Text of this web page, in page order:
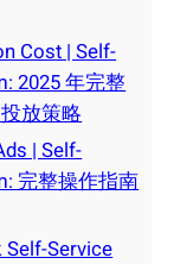
Cost | Self-
2025 年完整
放策略
| Self-
完整操作指南
Self-Service